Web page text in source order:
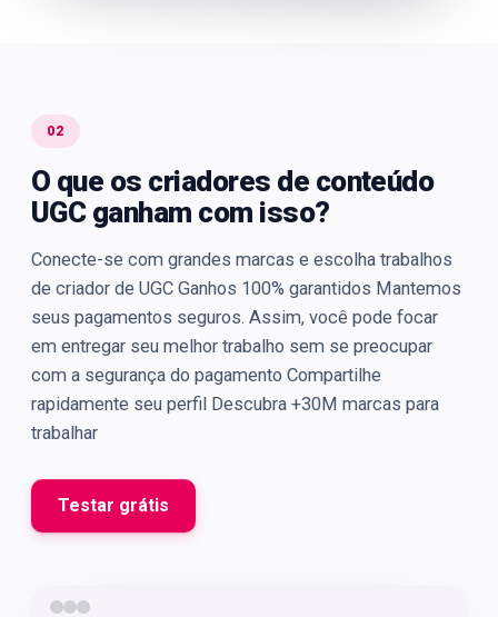
02
O que os criadores de conteúdo
UGC ganham com isso?
Conecte-se com grandes marcas e escolha trabalhos
de criador de UGC Ganhos 100% garantidos Mantemos
seus pagamentos seguros. Assim, você pode focar
em entregar seu melhor trabalho sem se preocupar
com a segurança do pagamento Compartilhe
rapidamente seu perfil Descubra +30M marcas para
trabalhar
Testar grátis